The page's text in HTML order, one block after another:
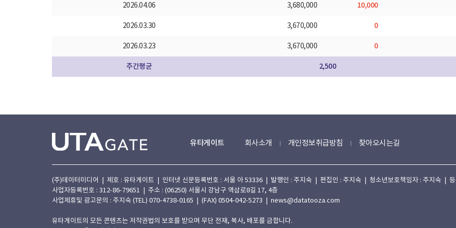
2026.04.06 3,680,000 10,000
2026.03.30 3,670,000 0
2026.03.23 3,670,000 0
주간평균 2,500
유타게이트 회사소개 개인정보취급방침 찾아오시는길
(주)데이터미디어 | 제호 : 유타게이트 | 인터넷 신문등록번호 : 서울 아 53336 | 발행인 : 주지숙 | 편집인 : 주지숙 | 청소년보호책임자 : 주지숙 |
사업자등록번호 : 312-86-79651 | 주소 : (06250) 서울시 강남구 역삼로8길 17, 4층
사업제휴및 광고문의 : 주지숙 (TEL) 070-4738-0165 | (FAX) 0504-042-5273 | news@datatooza.com
유타게이트의 모든 콘텐츠는 저작권법의 보호를 받으며 무단 전재, 복사, 배포를 금합니다.